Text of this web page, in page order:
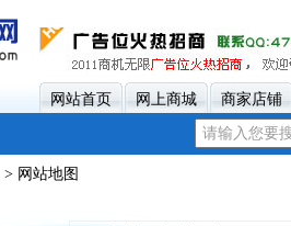
网站首页 网上商城 商家店铺
> 网站地图